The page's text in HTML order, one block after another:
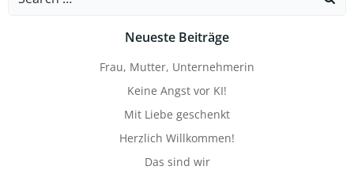
Neueste Beiträge
Frau, Mutter, Unternehmerin
Keine Angst vor KI!
Mit Liebe geschenkt
Herzlich Willkommen!
Das sind wir